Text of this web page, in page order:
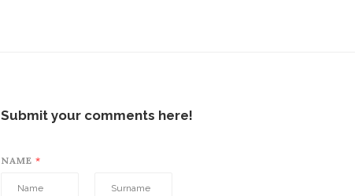
Submit your comments here!
NAME*